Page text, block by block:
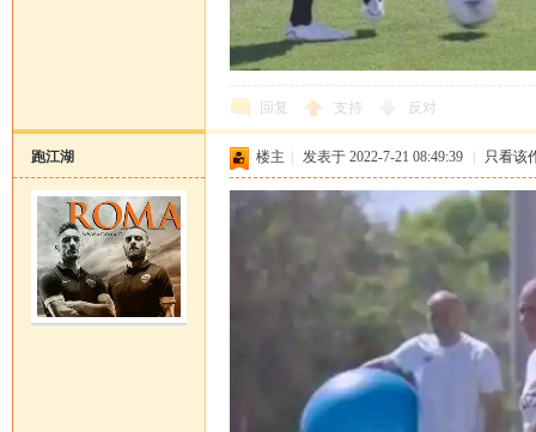
回复 支持 反对
跑江湖 楼主 发表于 2022-7-21 08:49:39 只看该